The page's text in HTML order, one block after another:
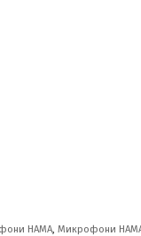
HAMA, Микрофони